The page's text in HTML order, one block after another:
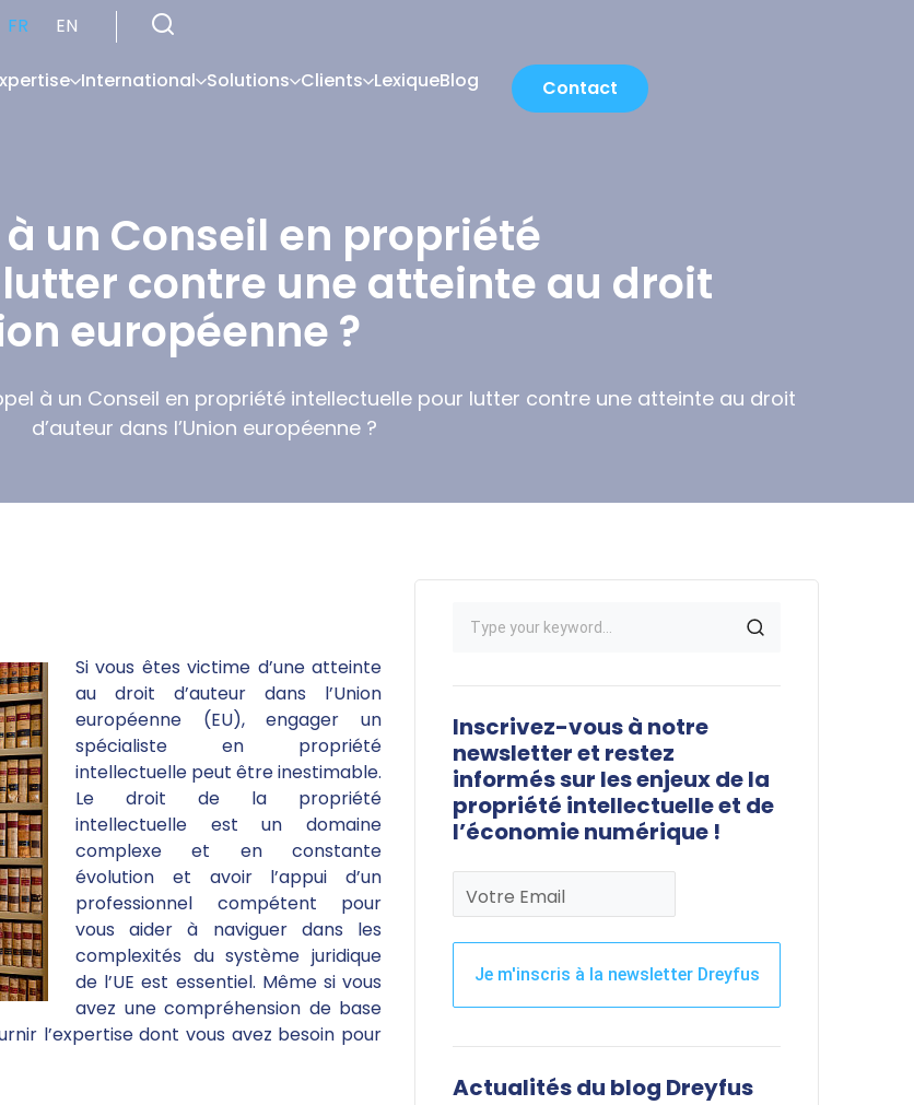
FR EN
International Solutions Clients LexiqueBlog Contact
un Conseil en propriété
contre une atteinte au droit
européenne ?
à un Conseil en propriété intellectuelle pour lutter contre une atteinte au droit
d’auteur dans l’Union européenne ?
Si vous êtes victime d’une atteinte
au droit d’auteur dans l’Union
européenne (EU), engager un
spécialiste en propriété
intellectuelle peut être inestimable.
Le droit de la propriété
intellectuelle est un domaine
complexe et en constante
évolution et avoir l’appui d’un
professionnel compétent pour
vous aider à naviguer dans les
complexités du système juridique
de l’UE est essentiel. Même si vous
avez une compréhension de base
l’expertise dont vous avez besoin pour
Inscrivez-vous à notre
newsletter et restez
informés sur les enjeux de la
propriété intellectuelle et de
l’économie numérique !
Votre Email
Je m'inscris à la newsletter Dreyfus
champ
devrait
Actualités du blog Dreyfus